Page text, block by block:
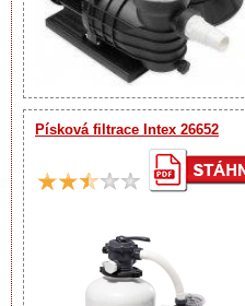
Písková filtrace Intex 26652